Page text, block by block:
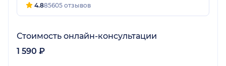
4.885605 отзывов
Стоимость онлайн-консультации
1 590 ₽